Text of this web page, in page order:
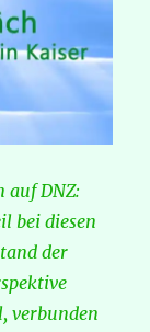
auf DNZ:
bei diesen
der
verbunden